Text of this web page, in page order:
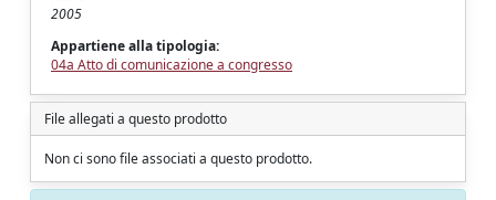
2005
Appartiene alla tipologia:
04a Atto di comunicazione a congresso
File allegati a questo prodotto
Non ci sono file associati a questo prodotto.